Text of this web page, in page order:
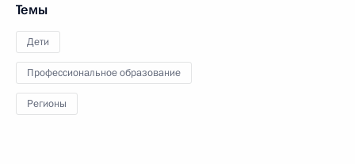
Темы
Дети
Профессиональное образование
Регионы